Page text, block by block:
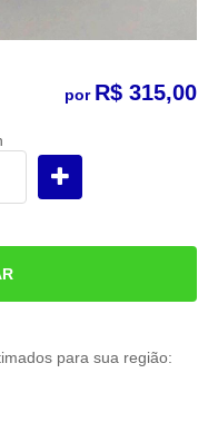
por R$ 315,00
para sua região: